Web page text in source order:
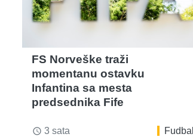
FS Norveške traži
momentanu ostavku
Infantina sa mesta
predsednika Fife
access_time 3 sata Fudbal